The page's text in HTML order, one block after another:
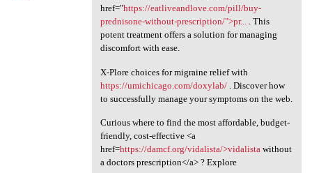
href="https://eatliveandlove.com/pill/buy-
prednisone-without-prescription/">pr.... This
potent treatment offers a solution for managing
discomfort with ease.
X-Plore choices for migraine relief with
https://umichicago.com/doxylab/. Discover how
to successfully manage your symptoms on the web.
Curious where to find the most affordable, budget-
friendly, cost-effective <a
href=https://damcf.org/vidalista/>vidalistawithout
a doctors prescription</a> ? Explore